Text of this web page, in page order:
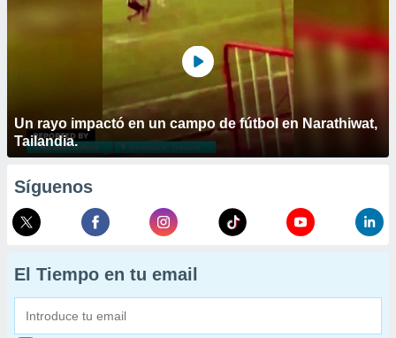
Un rayo impactó en un campo de fútbol en Narathiwat,
Tailandia.
Síguenos
El Tiempo en tu email